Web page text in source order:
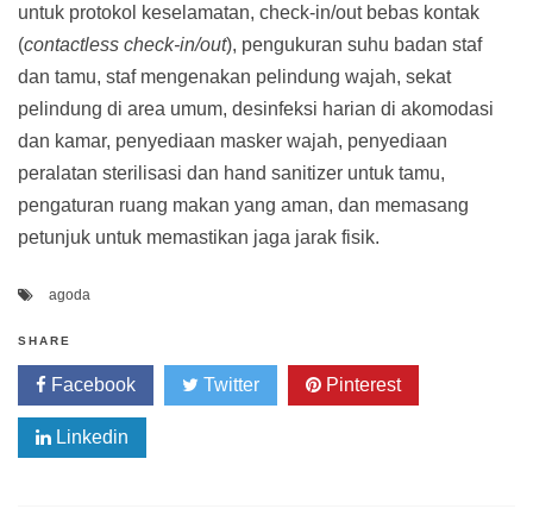
untuk protokol keselamatan, check-in/out bebas kontak
(contactless check-in/out), pengukuran suhu badan staf
dan tamu, staf mengenakan pelindung wajah, sekat
pelindung di area umum, desinfeksi harian di akomodasi
dan kamar, penyediaan masker wajah, penyediaan
peralatan sterilisasi dan hand sanitizer untuk tamu,
pengaturan ruang makan yang aman, dan memasang
petunjuk untuk memastikan jaga jarak fisik.
agoda
SHARE
Facebook Twitter Pinterest
Linkedin